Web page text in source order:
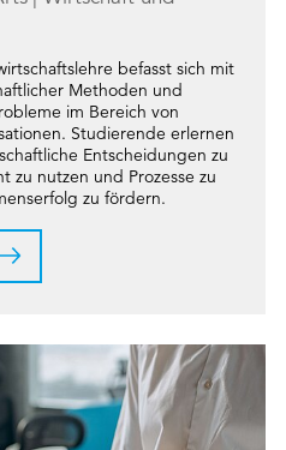
befasst sich mit
Methoden und
im Bereich von
Studierende erlernen
Entscheidungen zu
zu nutzen und Prozesse zu
zu fördern.